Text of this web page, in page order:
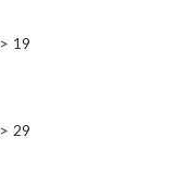
> 19
> 29